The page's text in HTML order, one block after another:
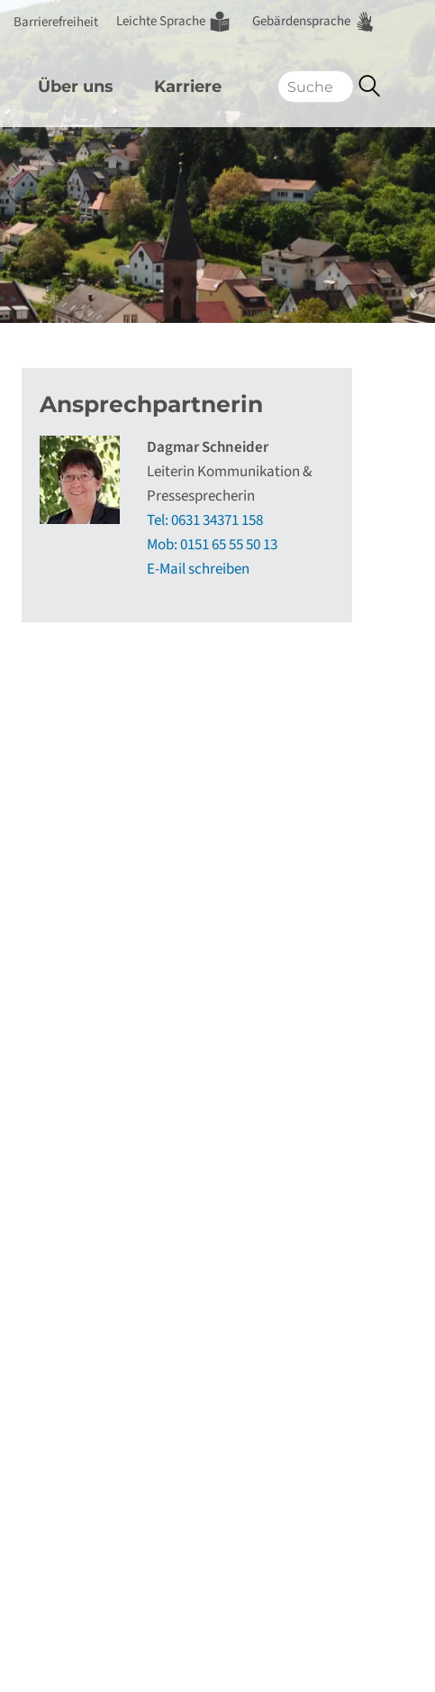
Barrierefreiheit Leichte Sprache Gebärdensprache
Über uns Karriere
Ansprechpartnerin
Dagmar Schneider
Leiterin Kommunikation &
Pressesprecherin
Tel: 0631 34371 158
Mob: 0151 65 55 50 13
E-Mail schreiben